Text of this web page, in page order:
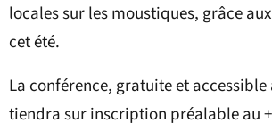
locales sur les moustiques, grâce
cet été.
La conférence, gratuite et
tiendra sur inscription préalable au